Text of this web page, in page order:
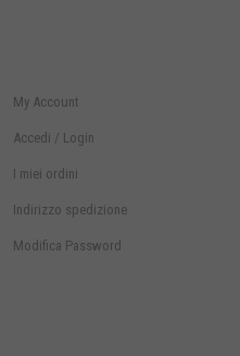
My Account
Accedi / Login
I miei ordini
Indirizzo spedizione
Modifica Password